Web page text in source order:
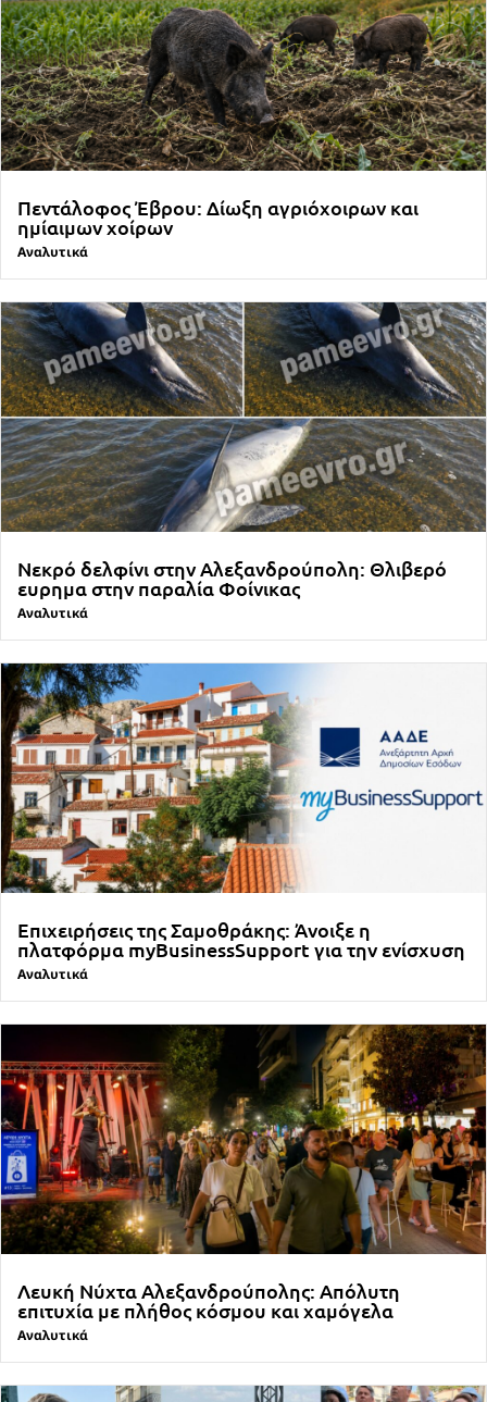
Πεντάλοφος Έβρου: Δίωξη αγριόχοιρων και
ημίαιμων χοίρων
Αναλυτικά
Νεκρό δελφίνι στην Αλεξανδρούπολη: Θλιβερό
ευρημα στην παραλία Φοίνικας
Αναλυτικά
Επιχειρήσεις της Σαμοθράκης: Άνοιξε η
πλατφόρμα myBusinessSupport για την ενίσχυση
Αναλυτικά
Λευκή Νύχτα Αλεξανδρούπολης: Απόλυτη
επιτυχία με πλήθος κόσμου και χαμόγελα
Αναλυτικά